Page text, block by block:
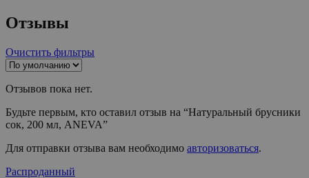
Отзывы
Очистить фильтры
Отзывов пока нет.
Будьте первым, кто оставил отзыв на “Натуральный брусники
сок, 200 мл, ANEVA”
Для отправки отзыва вам необходимо авторизоваться.
Распроданный